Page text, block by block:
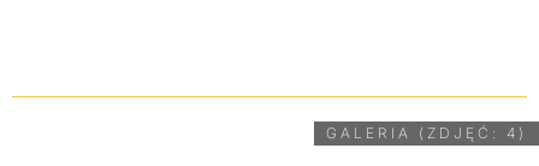
GALERIA (ZDJĘĆ: 4)